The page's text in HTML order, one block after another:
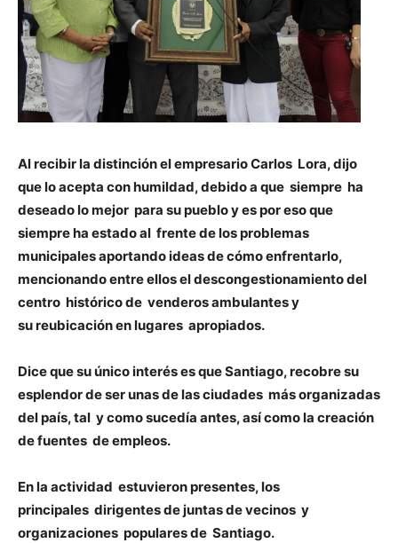
Al recibir la distinción el empresario Carlos Lora, dijo
que lo acepta con humildad, debido a que siempre ha
deseado lo mejor para su pueblo y es por eso que
siempre ha estado al frente de los problemas
municipales aportando ideas de cómo enfrentarlo,
mencionando entre ellos el descongestionamiento del
centro histórico de venderos ambulantes y
su reubicación en lugares apropiados.
Dice que su único interés es que Santiago, recobre su
esplendor de ser unas de las ciudades más organizadas
del país, tal y como sucedía antes, así como la creación
de fuentes de empleos.
En la actividad estuvieron presentes, los
principales dirigentes de juntas de vecinos y
organizaciones populares de Santiago.